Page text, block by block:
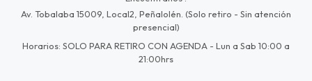
Av. Tobalaba 15009, Local2, Peñalolén. (Solo retiro - Sin atención
presencial)
Horarios: SOLO PARA RETIRO CON AGENDA - Lun a Sab 10:00 a
21:00hrs